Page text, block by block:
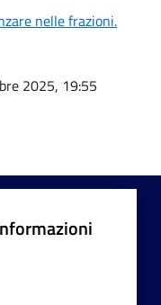
nelle frazioni.
2025, 19:55